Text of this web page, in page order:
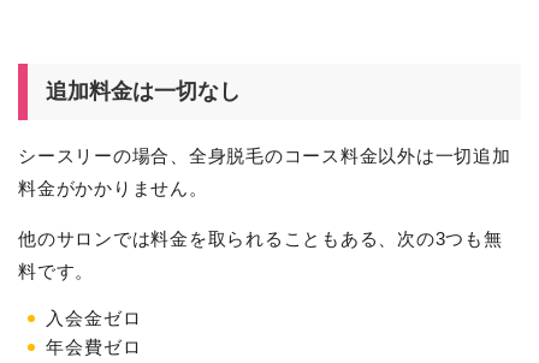
追加料金は一切なし
シースリーの場合、全身脱毛のコース料金以外は一切追加
料金がかかりません。
他のサロンでは料金を取られることもある、次の3つも無
料です。
入会金ゼロ
年会費ゼロ